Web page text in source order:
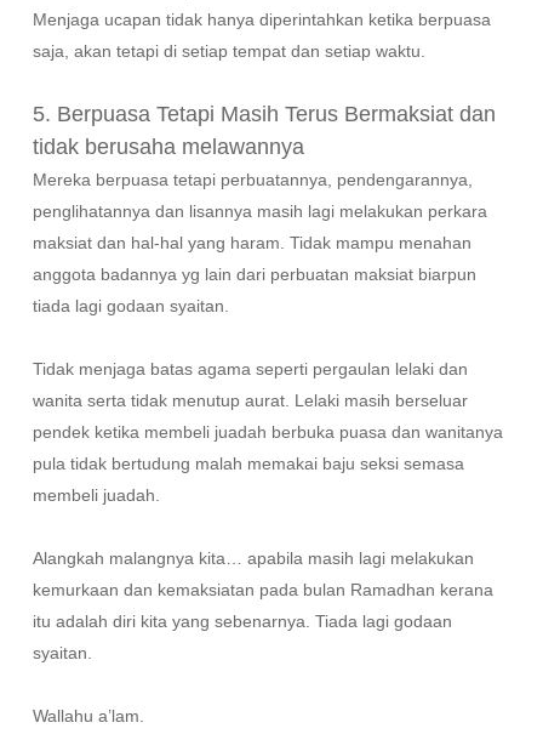
Menjaga ucapan tidak hanya diperintahkan ketika berpuasa
saja, akan tetapi di setiap tempat dan setiap waktu.
5. Berpuasa Tetapi Masih Terus Bermaksiat dan
tidak berusaha melawannya
Mereka berpuasa tetapi perbuatannya, pendengarannya,
penglihatannya dan lisannya masih lagi melakukan perkara
maksiat dan hal-hal yang haram. Tidak mampu menahan
anggota badannya yg lain dari perbuatan maksiat biarpun
tiada lagi godaan syaitan.
Tidak menjaga batas agama seperti pergaulan lelaki dan
wanita serta tidak menutup aurat. Lelaki masih berseluar
pendek ketika membeli juadah berbuka puasa dan wanitanya
pula tidak bertudung malah memakai baju seksi semasa
membeli juadah.
Alangkah malangnya kita… apabila masih lagi melakukan
kemurkaan dan kemaksiatan pada bulan Ramadhan kerana
itu adalah diri kita yang sebenarnya. Tiada lagi godaan
syaitan.
Wallahu a’lam.